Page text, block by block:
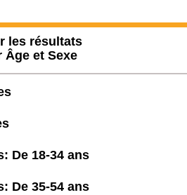
les résultats
Âge et Sexe
De 18-34 ans
De 35-54 ans